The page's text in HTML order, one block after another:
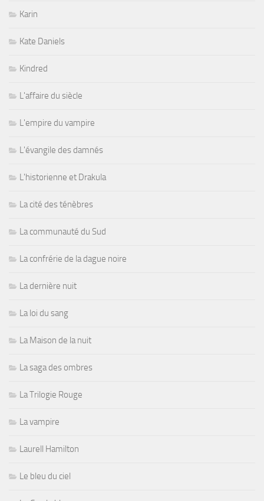
Karin
Kate Daniels
Kindred
L'affaire du siècle
L'empire du vampire
L'évangile des damnés
L'historienne et Drakula
La cité des ténèbres
La communauté du Sud
La confrérie de la dague noire
La dernière nuit
La loi du sang
La Maison de la nuit
La saga des ombres
La Trilogie Rouge
La vampire
Laurell Hamilton
Le bleu du ciel